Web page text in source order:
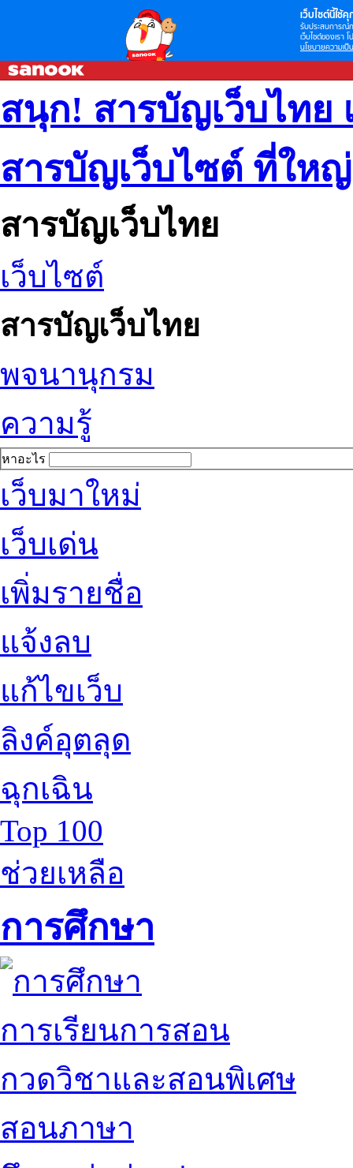
เว็บไซต์นี้ใช้คุ
รับประสบการณ์
เว็บไซต์ของเรา
นโยบายความเป็
สนุก! สารบัญเว็บไทย
สารบัญเว็บไซต์ ที่ให
สารบัญเว็บไทย
เว็บไซต์
สารบัญเว็บไทย
พจนานุกรม
ความรู้
หาอะไร
เว็บมาใหม่
เว็บเด่น
เพิ่มรายชื่อ
แจ้งลบ
แก้ไขเว็บ
ลิงค์อุตลุด
ฉุกเฉิน
Top 100
ช่วยเหลือ
การศึกษา
การเรียนการสอน
กวดวิชาและสอนพิเศษ
สอนภาษา